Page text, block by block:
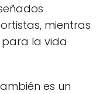
mientras
la vida
es un